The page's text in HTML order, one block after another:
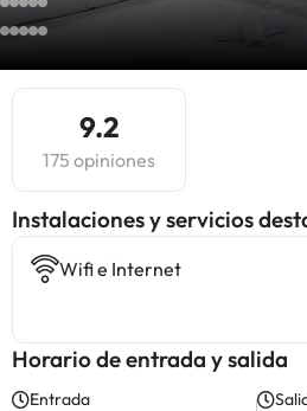
9.2
175 opiniones
Instalaciones y servicios
Wifi e Internet
Horario de entrada y salida
Entrada